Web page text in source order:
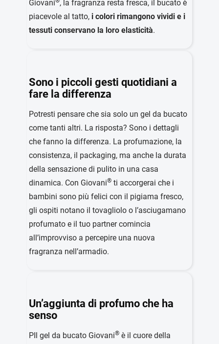
Giovani , la fragranza resta fresca, il bucato è
piacevole al tatto, i colori rimangono vividi e i
tessuti conservano la loro elasticità.
Sono i piccoli gesti quotidiani a
fare la differenza
Potresti pensare che sia solo un gel da bucato
come tanti altri. La risposta? Sono i dettagli
che fanno la differenza. La profumazione, la
consistenza, il packaging, ma anche la durata
della sensazione di pulito in una casa
dinamica. Con Giovani® ti accorgerai che i
bambini sono più felici con il pigiama fresco,
gli ospiti notano il tovagliolo o l’asciugamano
profumato e il tuo partner comincia
all’improvviso a percepire una nuova
fragranza nell’armadio.
Un’aggiunta di profumo che ha
senso
PIl gel da bucato Giovani® è il cuore della